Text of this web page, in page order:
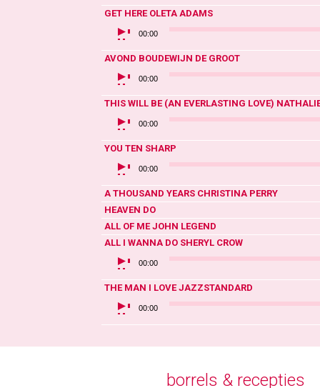
GET HEREOLETA ADAMS
00:00
AVOND BOUDEWIJN DE GROOT
00:00
THIS WILL BE (AN EVERLASTING LOVE)
00:00
YOU TEN SHARP
00:00
A THOUSAND YEARS CHRISTINA PERRY
HEAVEN DO
ALL OF MEJOHN LEGEND
ALL I WANNA DO SHERYL CROW
00:00
THE MAN I LOVEJAZZSTANDARD
00:00
borrels & recepties